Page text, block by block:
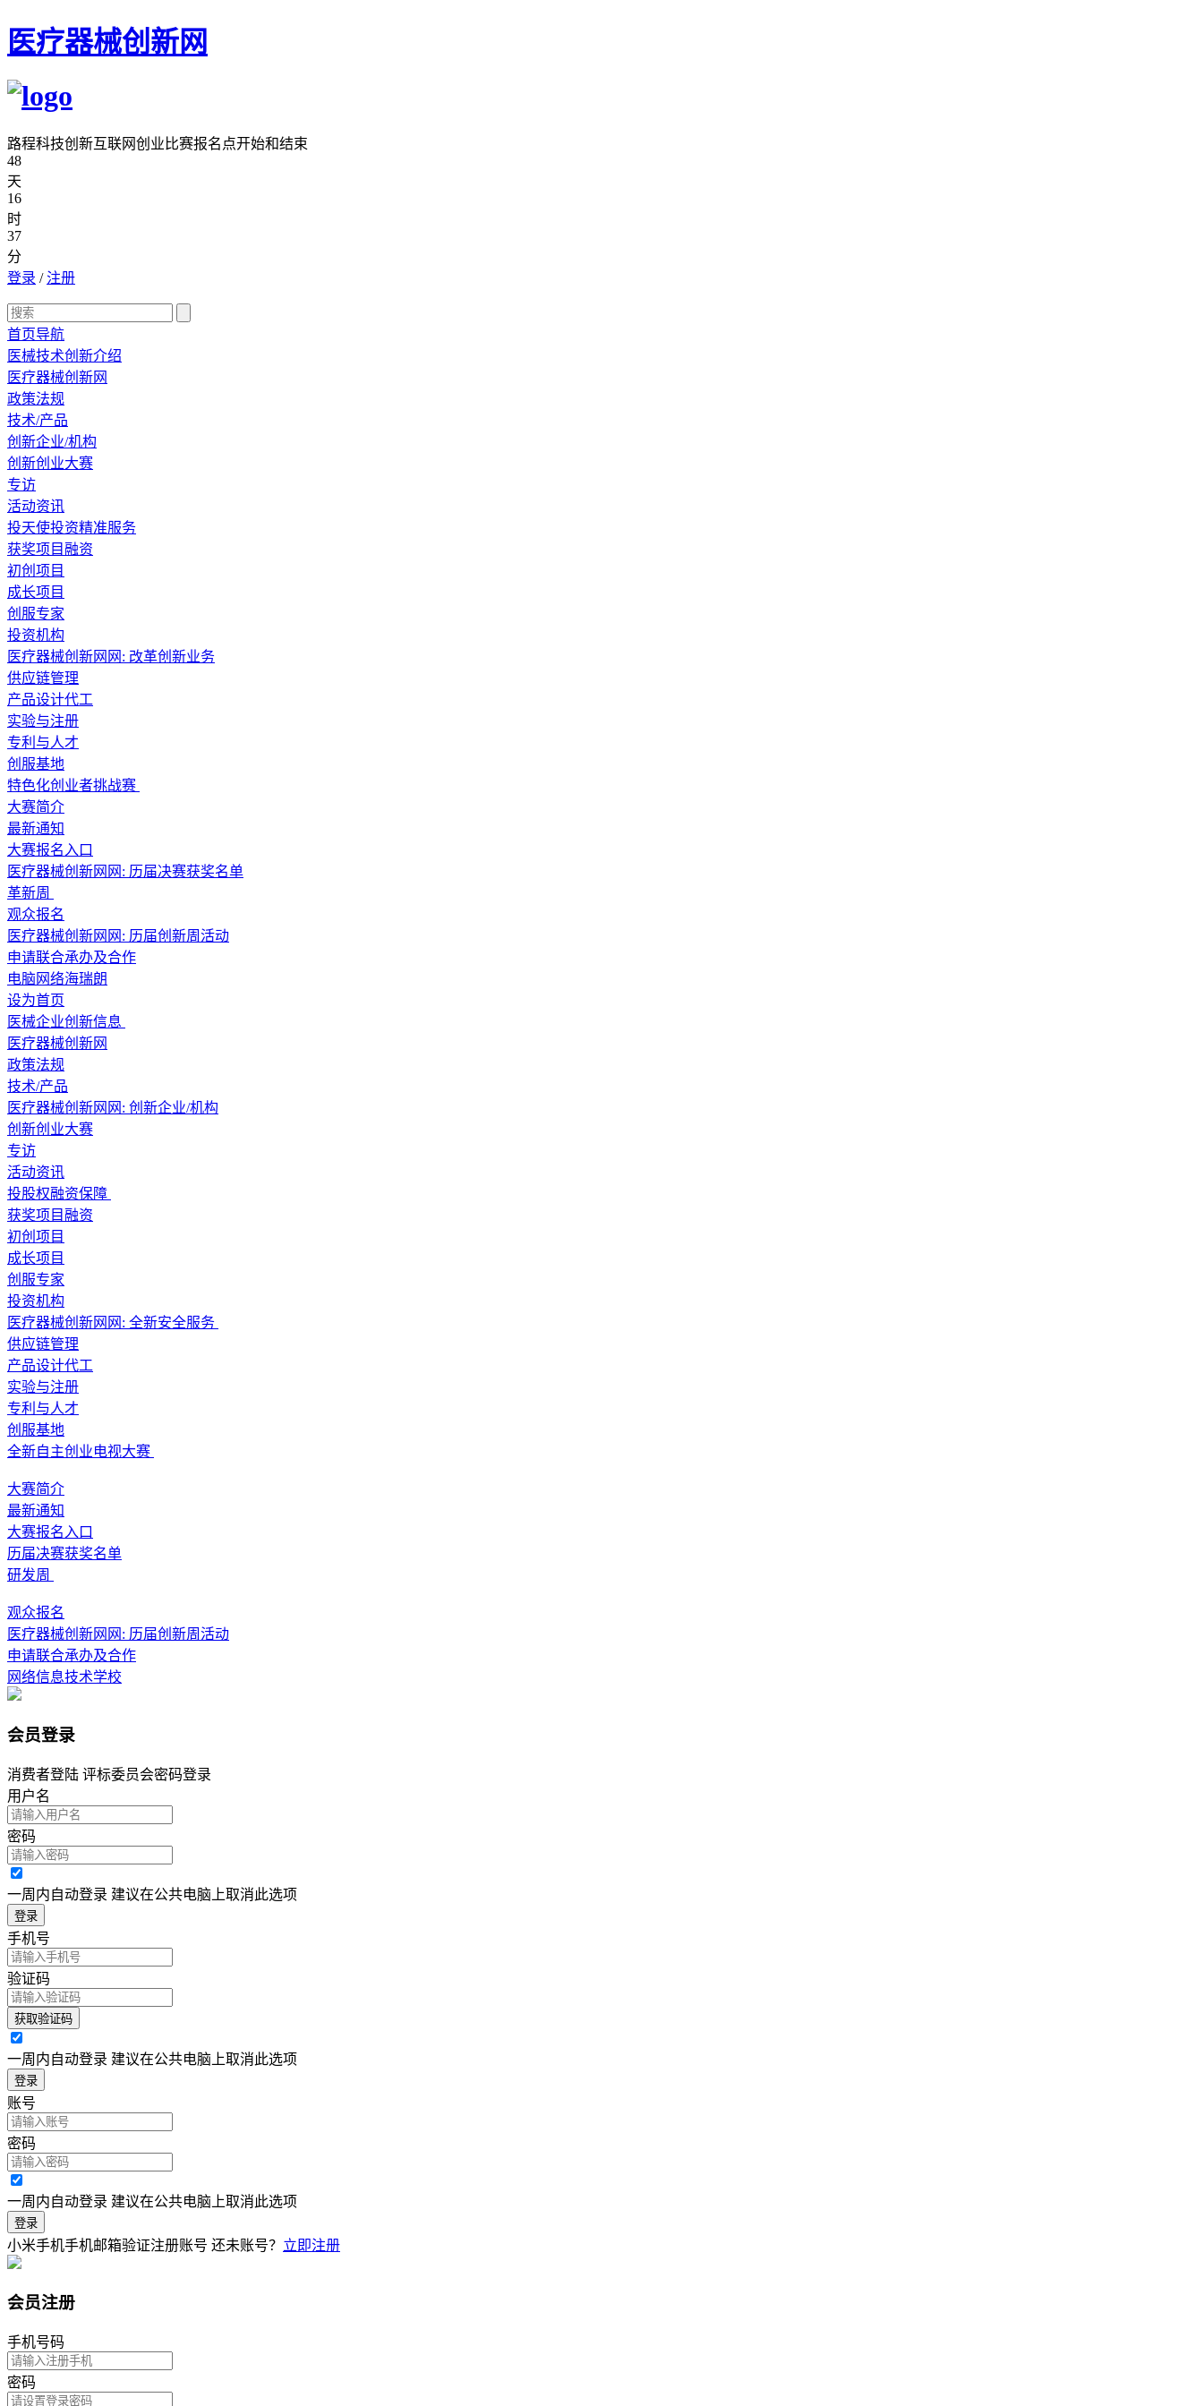
医疗器械创新网
路程科技创新互联网创业比赛报名点开始和结束
48
天
16
时
37
分
登录 /注册
首页导航
医械技术创新介绍
医疗器械创新网
政策法规
技术/产品
创新企业/机构
创新创业大赛
专访
活动资讯
投天使投资精准服务
获奖项目融资
初创项目
成长项目
创服专家
投资机构
医疗器械创新网网: 改革创新业务
供应链管理
产品设计代工
实验与注册
专利与人才
创服基地
特色化创业者挑战赛
大赛简介
最新通知
大赛报名入口
医疗器械创新网网: 历届决赛获奖名单
革新周
观众报名
医疗器械创新网网: 历届创新周活动
申请联合承办及合作
电脑网络海瑞朗
设为首页
医械企业创新信息
医疗器械创新网
政策法规
技术/产品
医疗器械创新网网: 创新企业/机构
创新创业大赛
专访
活动资讯
投股权融资保障
获奖项目融资
初创项目
成长项目
创服专家
投资机构
医疗器械创新网网: 全新安全服务
供应链管理
产品设计代工
实验与注册
专利与人才
创服基地
全新自主创业电视大赛
大赛简介
最新通知
大赛报名入口
历届决赛获奖名单
研发周
观众报名
医疗器械创新网网: 历届创新周活动
申请联合承办及合作
网络信息技术学校
会员登录
消费者登陆 评标委员会密码登录
用户名
密码
一周内自动登录 建议在公共电脑上取消此选项
登录
手机号
验证码
获取验证码
一周内自动登录 建议在公共电脑上取消此选项
登录
账号
密码
一周内自动登录 建议在公共电脑上取消此选项
登录
小米手机手机邮箱验证注册账号 还未账号？ 立即注册
会员注册
手机号码
密码